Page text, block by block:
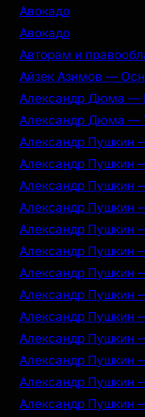
Авокадо
Авокадо
Авторам и
Айзек Азимов —
Александр Дюма —
Александр Дюма —
Александр Пушкин
Александр Пушкин
Александр Пушкин
Александр Пушкин
Александр Пушкин
Александр Пушкин
Александр Пушкин
Александр Пушкин
Александр Пушкин
Александр Пушкин
Александр Пушкин
Александр Пушкин
Александр Пушкин